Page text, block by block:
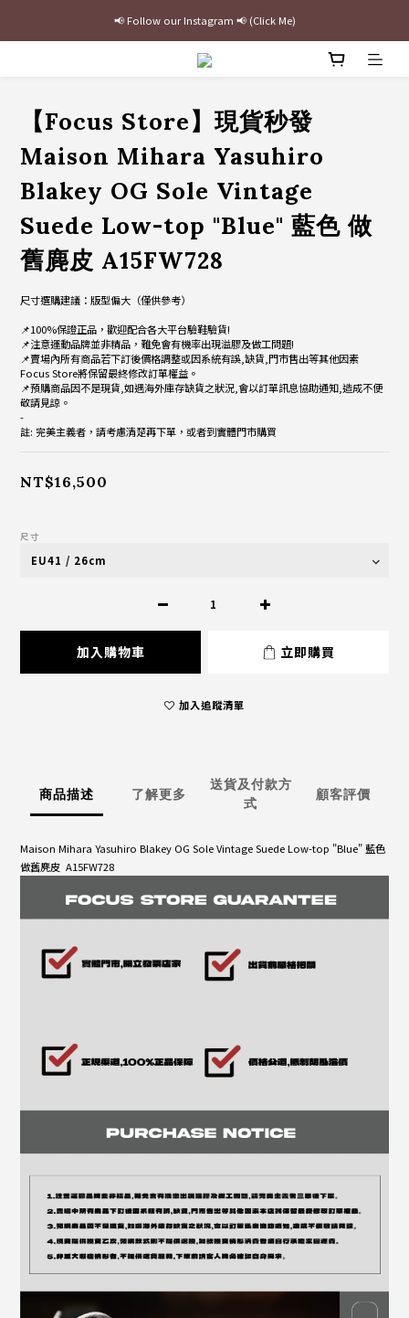
最新三方聯名倒鉤，火熱預購接單中🔥
加入官網會員即贈$100購物金
【Focus Store】現貨秒發
Maison Mihara Yasuhiro
Blakey OG Sole Vintage
Suede Low-top "Blue" 藍色 做
舊麂皮 A15FW728
尺寸選購建議：版型偏大（僅供參考）
📌100%保證正品，歡迎配合各大平台驗鞋驗貨!
📌注意運動品牌並非精品，難免會有機率出現溢膠及做工問題!
📌賣場內所有商品若下訂後價格調整或因系統有誤,缺貨,門市售出等其他因素
Focus Store將保留最終修改訂單權益。
📌預購商品因不是現貨,如遇海外庫存缺貨之狀況,會以訂單訊息協助通知,造成不便
敬請見諒。
-
註: 完美主義者，請考慮清楚再下單，或者到實體門市購買
NT$16,500
尺寸
加入購物車 立即購買
加入追蹤清單
商品描述 了解更多
送貨及付款方
式
顧客評價
Maison Mihara Yasuhiro Blakey OG Sole Vintage Suede Low-top "Blue" 藍色
做舊麂皮 A15FW728